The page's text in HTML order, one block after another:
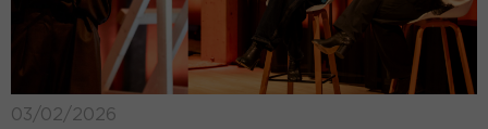
03/02/2026